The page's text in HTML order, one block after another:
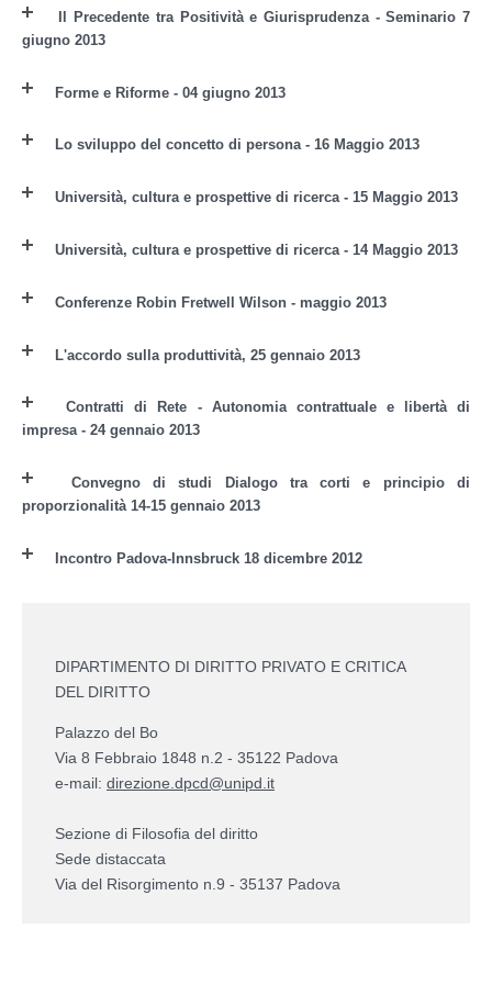
Il Precedente tra Positività e Giurisprudenza - Seminario 7
giugno 2013
Forme e Riforme - 04 giugno 2013
Lo sviluppo del concetto di persona - 16 Maggio 2013
Università, cultura e prospettive di ricerca - 15 Maggio 2013
Università, cultura e prospettive di ricerca - 14 Maggio 2013
Conferenze Robin Fretwell Wilson - maggio 2013
L'accordo sulla produttività, 25 gennaio 2013
Contratti di Rete - Autonomia contrattuale e libertà di
impresa - 24 gennaio 2013
Convegno di studi Dialogo tra corti e principio di
proporzionalità 14-15 gennaio 2013
Incontro Padova-Innsbruck 18 dicembre 2012
DIPARTIMENTO DI DIRITTO PRIVATO E CRITICA
DEL DIRITTO
Palazzo del Bo
Via 8 Febbraio 1848 n.2 - 35122 Padova
e-mail: direzione.dpcd@unipd.it
Sezione di Filosofia del diritto
Sede distaccata
Via del Risorgimento n.9 - 35137 Padova